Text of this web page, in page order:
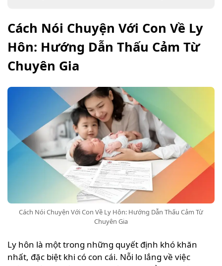
Cách Nói Chuyện Với Con Về Ly
Hôn: Hướng Dẫn Thấu Cảm Từ
Chuyên Gia
Cách Nói Chuyện Với Con Về Ly Hôn: Hướng Dẫn Thấu Cảm Từ
Chuyên Gia
Ly hôn là một trong những quyết định khó khăn
nhất, đặc biệt khi có con cái. Nỗi lo lắng về việc